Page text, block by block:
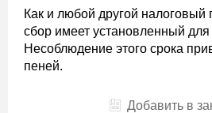
Как и любой другой налоговый
сбор имеет установленный для
Несоблюдение этого срока
пеней.
Добавить в